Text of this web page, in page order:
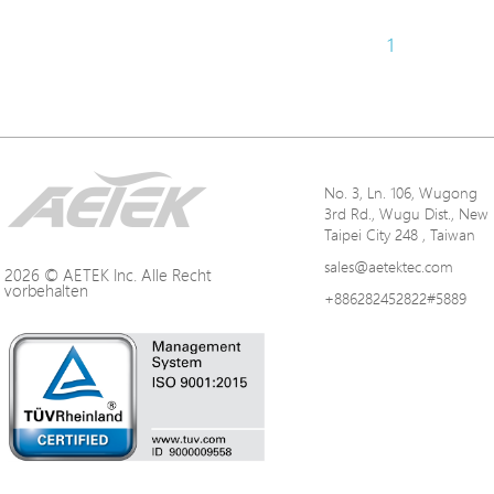
1
2026 © AETEK Inc. Alle Recht
vorbehalten
No. 3, Ln. 106, Wugong
3rd Rd., Wugu Dist., New
Taipei City 248 , Taiwan
sales@aetektec.com
+886282452822#5889